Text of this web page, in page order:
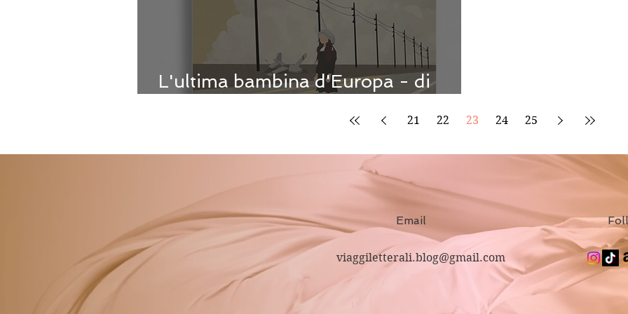
L'ultima bambina d'Europa - di
21 22 23 24 25
Email
viaggiletterali.blog@gmail.com